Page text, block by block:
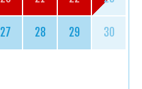
27 28 29 30